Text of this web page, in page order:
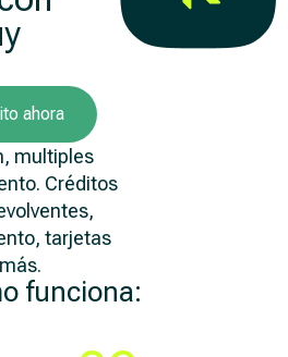
ahora
multiples
Créditos
tarjetas
funciona: